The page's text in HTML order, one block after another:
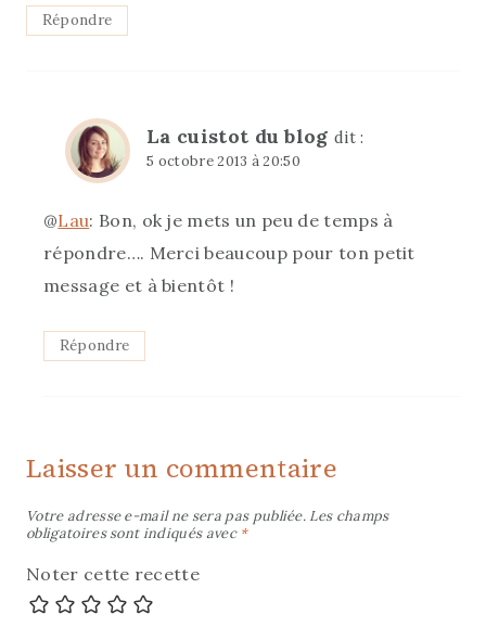
Répondre
La cuistot du blog dit :
5 octobre 2013 à 20:50
@Lau: Bon, ok je mets un peu de temps à
répondre…. Merci beaucoup pour ton petit
message et à bientôt !
Répondre
Laisser un commentaire
Votre adresse e-mail ne sera pas publiée. Les champs
obligatoires sont indiqués avec *
Noter cette recette